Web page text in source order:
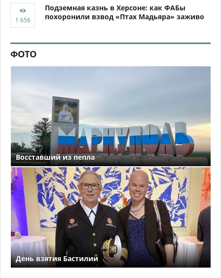
Подземная казнь в Херсоне: как ФАБы
похоронили взвод «Птах Мадьяра» заживо
ФОТО
Восставший из пепла
День взятия Бастилии